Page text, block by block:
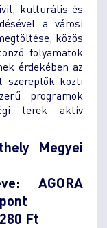
kulturális és
a városi
közös
folyamatok
érdekében az
szereplők közti
programok
terek aktív
Megyei
AGORA
Ft